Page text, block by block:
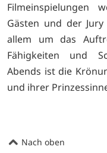
Filmeinspielungen
Gästen und der
allem um das
Fähigkeiten und
Abends ist die
und ihrer
Nach oben